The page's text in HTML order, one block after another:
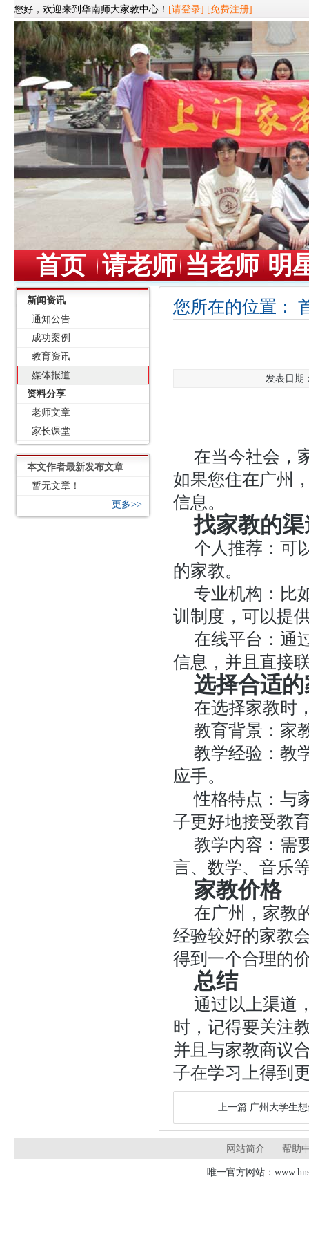
您好，欢迎来到华南师大家教中心！ [请登录] [免费注册]
首页 请老师 当老师 明
新闻资讯
通知公告
成功案例
教育资讯
媒体报道
资料分享
老师文章
家长课堂
本文作者最新发布文章
暂无文章！
更多>>
您所在的位置：
发表日期
在当今社会，
如果您住在广州
信息。
找家教的渠
个人推荐：可
的家教。
专业机构：比
训制度，可以提
在线平台：通
信息，并且直接
选择合适
在选择家教时
教育背景：家
教学经验：教
应手。
性格特点：与
子更好地接受教
教学内容：需
言、数学、音乐
家教价格
在广州，家教
经验较好的家教
得到一个合理的
总结
通过以上渠道
时，记得要关注
并且与家教商议
子在学习上得到
上一篇:广州大学生
网站简介 帮助
唯一官方网站：